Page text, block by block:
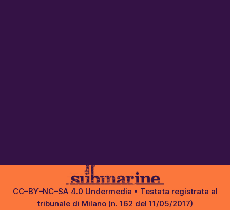
CC–BY–NC–SA 4.0 Undermedia • Testata registrata al
tribunale di Milano (n. 162 del 11/05/2017)